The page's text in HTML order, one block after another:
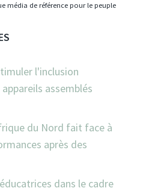
média de référence pour le peuple
l'inclusion
assemblés
du Nord fait face à
après des
dans le cadre